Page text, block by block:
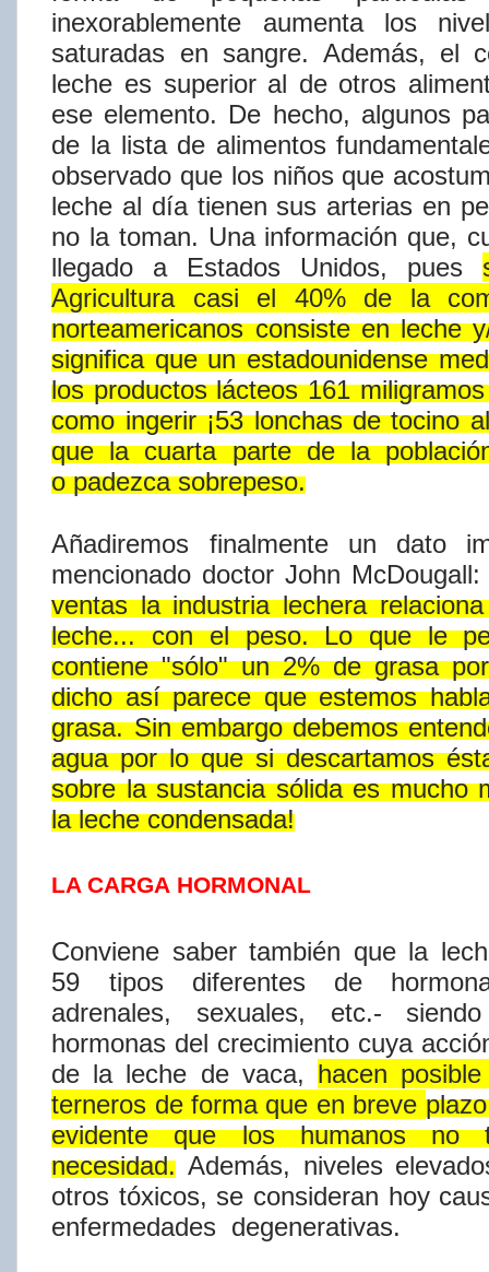
inexorablemente aumenta los
saturadas en sangre. Además, el
leche es superior al de otros
ese elemento. De hecho, algunos
de la lista de alimentos
observado que los niños que
leche al dí​a tienen sus arterias en
no la toman. Una información que,
llegado
a Estados Unidos, pues
Agricultura
casi el 40% de la
norteamericanos consiste en leche
significa que un estadounidense
los productos lácteos 161 miligramos
como ingerir ¡53lonchas de tocino al
que la cuarta parte de la
opadezca sobrepeso.
Añadiremos finalmente un dato
mencionado doctor John McDougall:
ventas la industria lechera relaciona
leche... con el peso. Lo que le
contiene "sólo" un 2% de grasa por
dicho así​ parece que estemos
grasa. Sin embargo debemos
agua por lo quesi descartamos
sobre la sustancia sólida es mucho
laleche condensada!
LA CARGA HORMONAL
Conviene saber también que la
59 tipos diferentes de
adrenales,
sexuales, etc.-
siendo
hormonas del crecimiento cuya
de la leche de vaca, hacen posible
terneros de forma que en breve plazo
evidente
que los humanos no
necesidad. Además, niveles
otros tóxicos, se consideran hoy
enfermedades degenerativas.